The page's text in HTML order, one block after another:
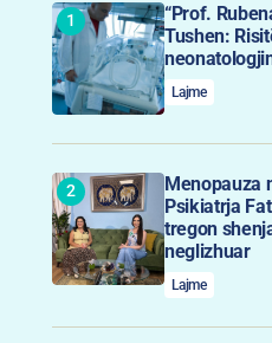
“Prof.
Tushen:
Lajme
Menopauza
Psikiatrja
tregon
neglizhuar
Lajme